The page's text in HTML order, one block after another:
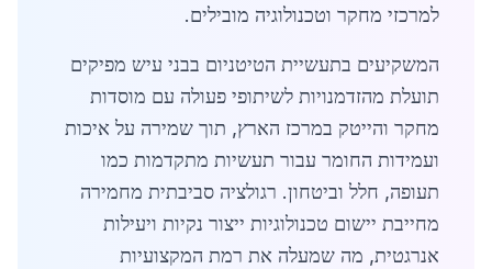
למרכזי מחקר וטכנולוגיה מובילים.
המשקיעים בתעשיית הטיטניום בבני עיש מפיקים
תועלת מהזדמנויות לשיתופי פעולה עם מוסדות
מחקר והייטק במרכז הארץ, תוך שמירה על איכות
ועמידות החומר עבור תעשיות מתקדמות כמו
תעופה, חלל וביטחון. רגולציה סביבתית מחמירה
מחייבת יישום טכנולוגיות ייצור נקיות ויעילות
אנרגטית, מה שמעלה את רמת המקצועיות